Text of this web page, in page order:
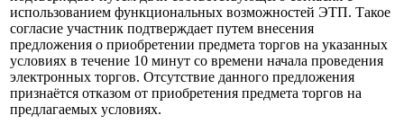
использованием функциональных возможностей ЭТП. Такое
согласие участник подтверждает путем внесения
предложения о приобретении предмета торгов на указанных
условиях в течение 10 минут со времени начала проведения
электронных торгов. Отсутствие данного предложения
признаётся отказом от приобретения предмета торгов на
предлагаемых условиях.